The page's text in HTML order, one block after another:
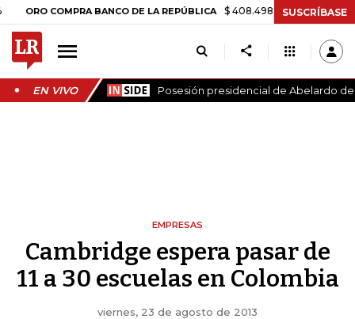
COMPRA BANCO DE LA REPÚBLICA $ 408.498,97 +$ 8.753,81 +2,19%
SUSCRÍBASE
EN VIVO Posesión presidencial de Abelardo de
EMPRESAS
Cambridge espera pasar de
11 a 30 escuelas en Colombia
viernes, 23 de agosto de 2013